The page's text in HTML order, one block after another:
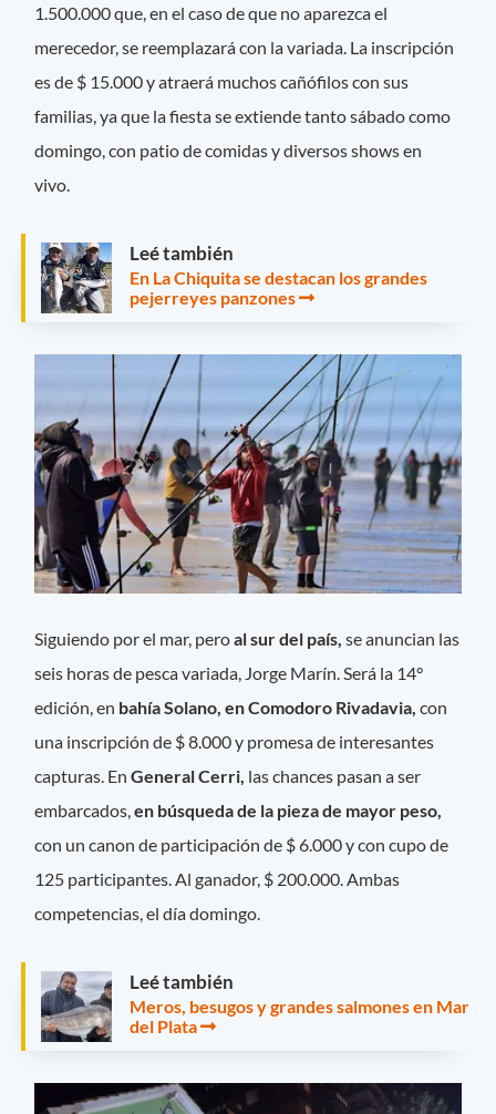
1.500.000 que, en el caso de que no aparezca el
merecedor, se reemplazará con la variada. La inscripción
es de $ 15.000 y atraerá muchos cañófilos con sus
familias, ya que la fiesta se extiende tanto sábado como
domingo, con patio de comidas y diversos shows en
vivo.
Leé también
En La Chiquita se destacan los grandes
pejerreyes panzones
Siguiendo por el mar, peroal sur del país, se anuncian las
seis horas de pesca variada, Jorge Marín. Será la 14°
edición, en bahía Solano, en Comodoro Rivadavia,con
una inscripción de $ 8.000 y promesa de interesantes
capturas. EnGeneral Cerri, las chances pasan a ser
embarcados,en búsqueda de la pieza de mayor peso,
con un canon de participación de $ 6.000 y con cupo de
125 participantes. Al ganador, $ 200.000. Ambas
competencias, el día domingo.
Leé también
Meros, besugos y grandes salmones en Mar
del Plata